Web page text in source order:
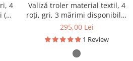
4
Valiză troler material textil, 4
roți, gri, 3 mărimi disponibile,
TRC34
295,00 Lei
1 Review